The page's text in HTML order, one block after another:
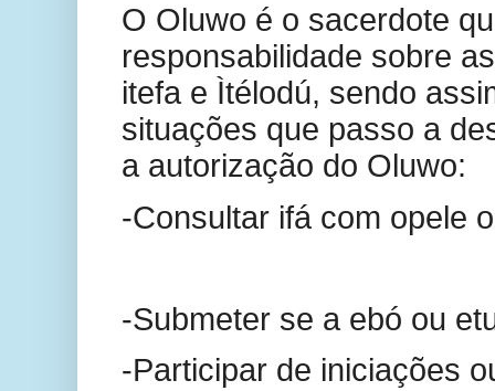
O Oluwo é o sacerdote
responsabilidade sobre
itefa e Ìtélodú, sendo
situações que passo a
a autorização do Oluwo:
-Consultar ifá com opele
-Submeter se a ebó ou
-Participar de iniciações